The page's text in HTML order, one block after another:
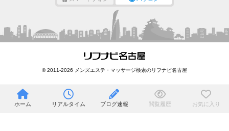
© 2011-2026 メンズエステ・マッサージ検索のリフナビ名古屋
ホーム リアルタイム ブログ速報 閲覧履歴 お気に入り